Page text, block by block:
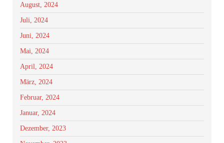
August, 2024
Juli, 2024
Juni, 2024
Mai, 2024
April, 2024
März, 2024
Februar, 2024
Januar, 2024
Dezember, 2023